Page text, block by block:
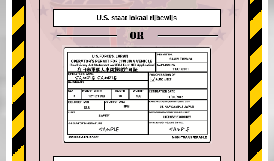
U.S. staat lokaal rijbewijs
OR